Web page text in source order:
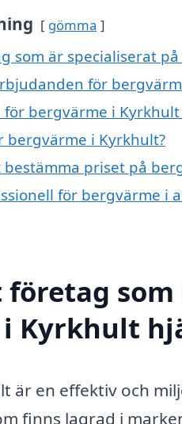
gömma
som är specialiserat
för
för bergvärme i
bergvärme i Kyrkhult?
priset på
för bergvärme i
Kyrkhult
är en effektiv och
finns lagrad i